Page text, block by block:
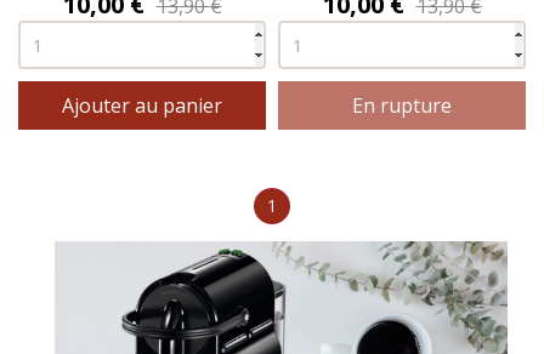
13,90 €
Ajouter au panier
13,90 €
En rupture
1